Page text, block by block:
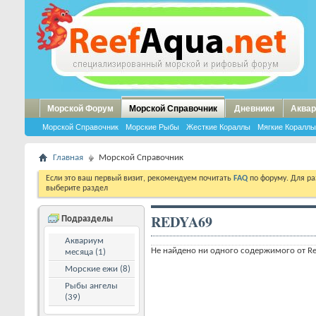
Морской Форум Морской Справочник
Морской Справочник Морские Рыбы Жесткие Кораллы Мягкие Кораллы
Дневники
Главная Морской Справочник
Если это ваш первый визит, рекомендуем почитать FAQ по форуму. Для
выберите раздел
Подразделы
Аквариум
месяца (1)
Морские ежи (8)
Рыбы ангелы
(39)
REDYA69
Не найдено ни одного содержимого от